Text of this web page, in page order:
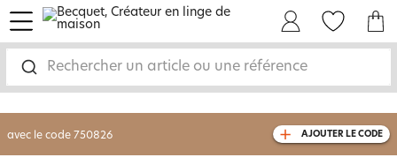
Rechercher un article ou une référence
menu
-30% sur votre commandedès 2 articles
livraison GRATUITEdès 110€ d'achat
avec le code 750826 AJOUTER LE CODE